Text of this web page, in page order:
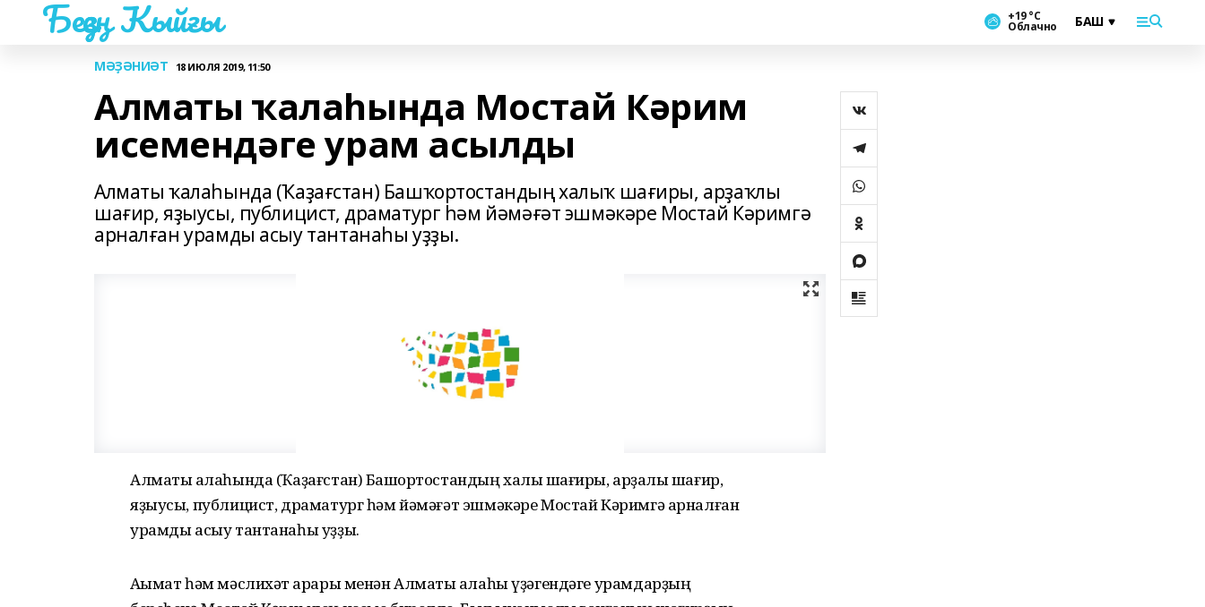
Беҙҙең Ҡыйғы +19 °С
Облачно
МӘҘӘНИӘТ 18 ИЮЛЯ 2019, 11:50
Алматы ҡалаһында Мостай Кәрим
исемендәге урам асылды
Алматы ҡалаһында (Ҡаҙағстан) Башҡортостандың халыҡ шағиры, арҙаҡлы
шағир, яҙыусы, публицист, драматург һәм йәмәғәт эшмәкәре Мостай Кәримгә
арналған урамды асыу тантанаһы уҙҙы.
Алматы ҡалаһында (Ҡаҙағстан) Башҡортостандың халыҡ шағиры, арҙаҡлы шағир,
яҙыусы, публицист, драматург һәм йәмәғәт эшмәкәре Мостай Кәримгә арналған
урамды асыу тантанаһы уҙҙы.
Аҡымат һәм мәслихәт ҡарары менән Алматы ҡалаһы үҙәгендәге урамдарҙың